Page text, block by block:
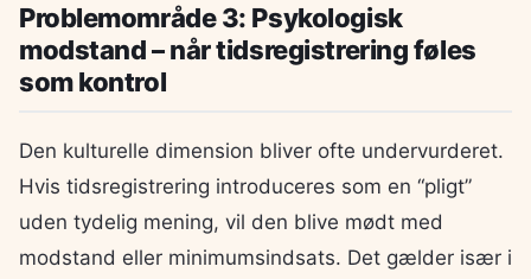
Problemområde 3: Psykologisk
modstand – når tidsregistrering føles
som kontrol
Den kulturelle dimension bliver ofte undervurderet.
Hvis tidsregistrering introduceres som en “pligt”
uden tydelig mening, vil den blive mødt med
modstand eller minimumsindsats. Det gælder især i